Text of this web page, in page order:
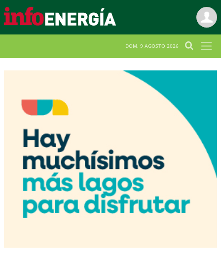
DOM. 9 AGOSTO 2026